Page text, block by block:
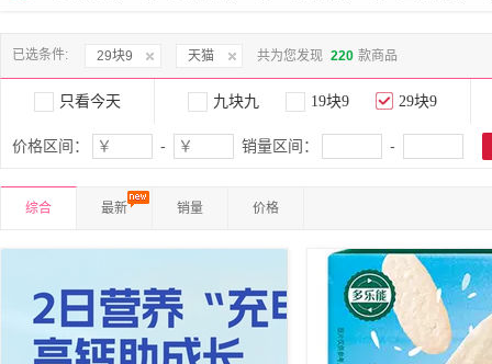
已选条件: 29块9 天猫 共为您发现 220 款商品
只看今天 九块九 19块9 29块9
价格区间： - 销量区间： -
综合 最新 销量 价格